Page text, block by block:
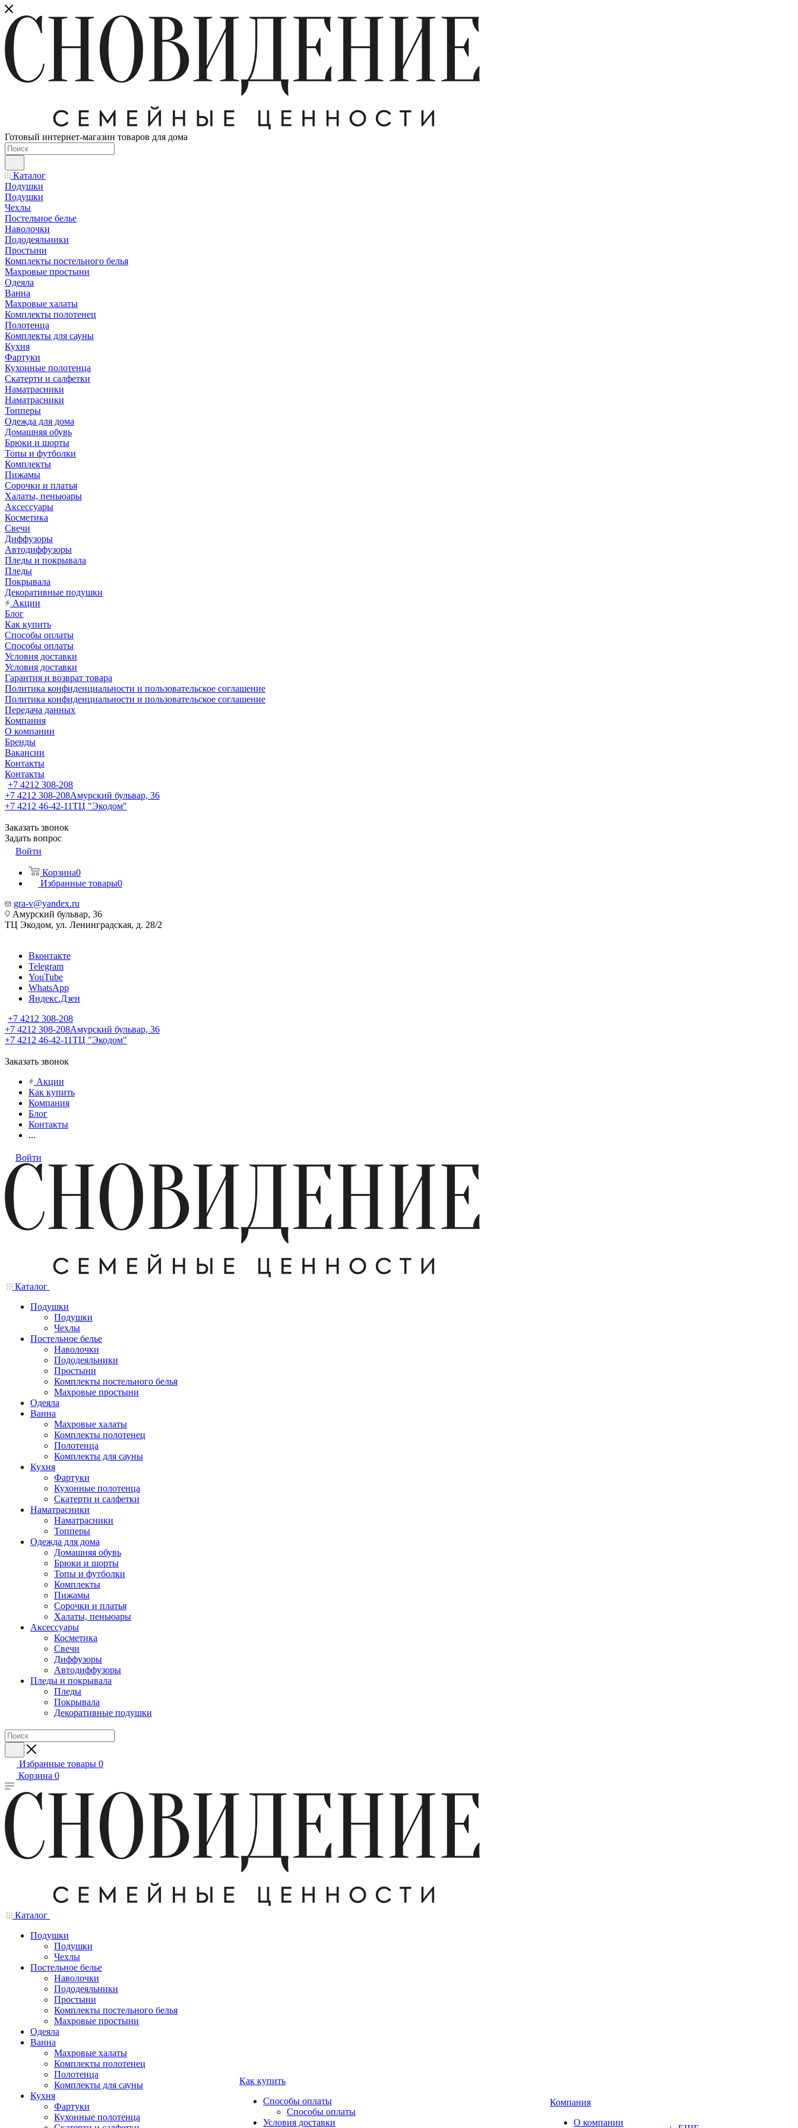
Готовый интернет-магазин товаров для дома
Каталог
Подушки
Подушки
Чехлы
Постельное белье
Наволочки
Пододеяльники
Простыни
Комплекты постельного белья
Махровые простыни
Одеяла
Ванна
Махровые халаты
Комплекты полотенец
Полотенца
Комплекты для сауны
Кухня
Фартуки
Кухонные полотенца
Скатерти и салфетки
Наматрасники
Наматрасники
Топперы
Одежда для дома
Домашняя обувь
Брюки и шорты
Топы и футболки
Комплекты
Пижамы
Сорочки и платья
Халаты, пеньюары
Аксессуары
Косметика
Свечи
Диффузоры
Автодиффузоры
Пледы и покрывала
Пледы
Покрывала
Декоративные подушки
Акции
Блог
Как купить
Способы оплаты
Способы оплаты
Условия доставки
Условия доставки
Гарантия и возврат товара
Политика конфиденциальности и пользовательское соглашение
Политика конфиденциальности и пользовательское соглашение
Передача данных
Компания
О компании
Бренды
Вакансии
Контакты
Контакты
+7 4212 308-208
+7 4212 308-208Амурский бульвар, 36
+7 4212 46-42-11ТЦ "Экодом"
Заказать звонок
Задать вопрос
Войти
Корзина0
Избранные товары0
gra-v@yandex.ru
Амурский бульвар, 36
ТЦ Экодом, ул. Ленинградская, д. 28/2
Вконтакте
Telegram
YouTube
WhatsApp
Яндекс.Дзен
+7 4212 308-208
+7 4212 308-208Амурский бульвар, 36
+7 4212 46-42-11ТЦ "Экодом"
Заказать звонок
Акции
Как купить
Компания
Блог
Контакты
...
Войти
Каталог
Подушки
Подушки
Чехлы
Постельное белье
Наволочки
Пододеяльники
Простыни
Комплекты постельного белья
Махровые простыни
Одеяла
Ванна
Махровые халаты
Комплекты полотенец
Полотенца
Комплекты для сауны
Кухня
Фартуки
Кухонные полотенца
Скатерти и салфетки
Наматрасники
Наматрасники
Топперы
Одежда для дома
Домашняя обувь
Брюки и шорты
Топы и футболки
Комплекты
Пижамы
Сорочки и платья
Халаты, пеньюары
Аксессуары
Косметика
Свечи
Диффузоры
Автодиффузоры
Пледы и покрывала
Пледы
Покрывала
Декоративные подушки
Избранные товары 0
Корзина 0
Каталог
Подушки
Подушки
Чехлы
Постельное белье
Наволочки
Пододеяльники
Простыни
Комплекты постельного белья
Махровые простыни
Одеяла
Ванна
Махровые халаты
Комплекты полотенец
Полотенца
Комплекты для сауны
Кухня
Фартуки
Кухонные полотенца
Как купить
Способы оплаты
Способы оплаты
Условия доставки
Компания
О компании